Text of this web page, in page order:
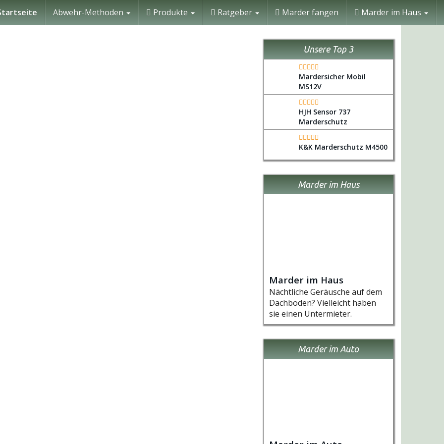
Abwehr-Methoden Produkte Ratgeber Marder fangen Marder im Haus
Unsere Top 3
Mardersicher Mobil
MS12V
HJH Sensor 737
Marderschutz
K&K Marderschutz M4500
Marder im Haus
Marder im Haus
Nächtliche Geräusche auf dem
Dachboden? Vielleicht haben
sie einen Untermieter.
Marder im Auto